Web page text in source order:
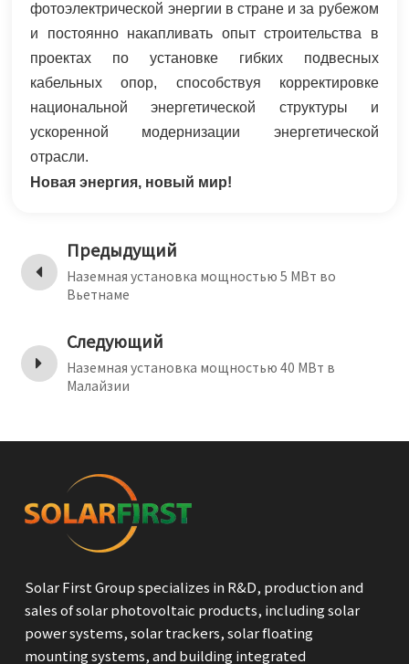
фотоэлектрической энергии в стране и за рубежом
и постоянно накапливать опыт строительства в
проектах по установке гибких подвесных
кабельных опор, способствуя корректировке
национальной энергетической структуры и
ускоренной модернизации энергетической
отрасли.
Новая энергия, новый мир!
Предыдущий
Наземная установка мощностью 5 МВт во
Вьетнаме
Следующий
Наземная установка мощностью 40 МВт в
Малайзии
Solar First Group specializes in R&D, production and
sales of solar photovoltaic products, including solar
power systems, solar trackers, solar floating
mounting systems, and building integrated